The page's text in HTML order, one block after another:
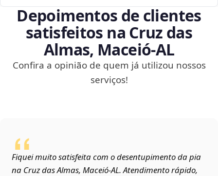
Depoimentos de clientes
satisfeitos na Cruz das
Almas, Maceió‑AL
Confira a opinião de quem já utilizou nossos
serviços!
Fiquei muito satisfeita com o desentupimento da pia
na Cruz das Almas, Maceió‑AL. Atendimento rápido,